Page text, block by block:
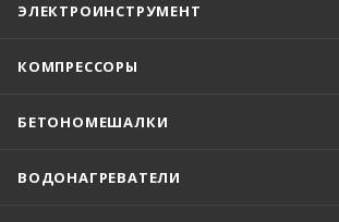
ЭЛЕКТРОИНСТРУМЕНТ
КОМПРЕССОРЫ
БЕТОНОМЕШАЛКИ
ВОДОНАГРЕВАТЕЛИ